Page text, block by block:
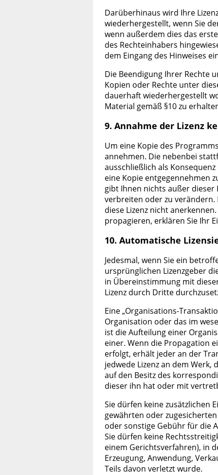
Darüberhinaus wird Ihre
wiederhergestellt, wenn Sie
wenn außerdem dies das
des Rechteinhabers
dem Eingang des Hinweises
Die Beendigung Ihrer Rechte
Kopien oder Rechte unter
dauerhaft wiederhergestellt
Material gemäß §10 zu
9. Annahme der Lizenz
Um eine Kopie des
annehmen. Die nebenbei
ausschließlich als
eine Kopie entgegennehmen
gibt Ihnen nichts außer dieser
verbreiten oder zu verändern.
diese Lizenz nicht
propagieren, erklären Sie Ihr
10. Automatische
Jedesmal, wenn Sie ein
ursprünglichen Lizenzgeber
in Übereinstimmung mit
Lizenz durch Dritte
Eine „Organisations-
Organisation oder das im
ist die Aufteilung einer
einer. Wenn die Propagation
erfolgt, erhält jeder an der
jedwede Lizenz an dem
auf den Besitz des
dieser ihn hat oder mit
Sie dürfen keine zusätzlichen
gewährten oder
oder sonstige Gebühr für die
Sie dürfen keine
einem Gerichtsverfahren), in
Erzeugung, Anwendung,
Teils davon verletzt wurde.